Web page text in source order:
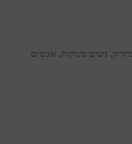
נשים מניקות, אנשים